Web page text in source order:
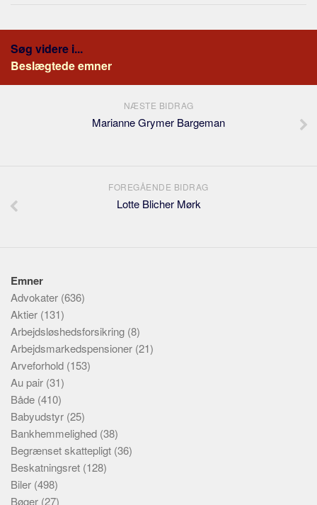
Søg videre i...
Beslægtede emner
NÆSTE BIDRAG
Marianne Grymer Bargeman
FOREGÅENDE BIDRAG
Lotte Blicher Mørk
Emner
Advokater (636)
Aktier (131)
Arbejdsløshedsforsikring (8)
Arbejdsmarkedspensioner (21)
Arveforhold (153)
Au pair (31)
Både (410)
Babyudstyr (25)
Bankhemmelighed (38)
Begrænset skattepligt (36)
Beskatningsret (128)
Biler (498)
Bøger (27)